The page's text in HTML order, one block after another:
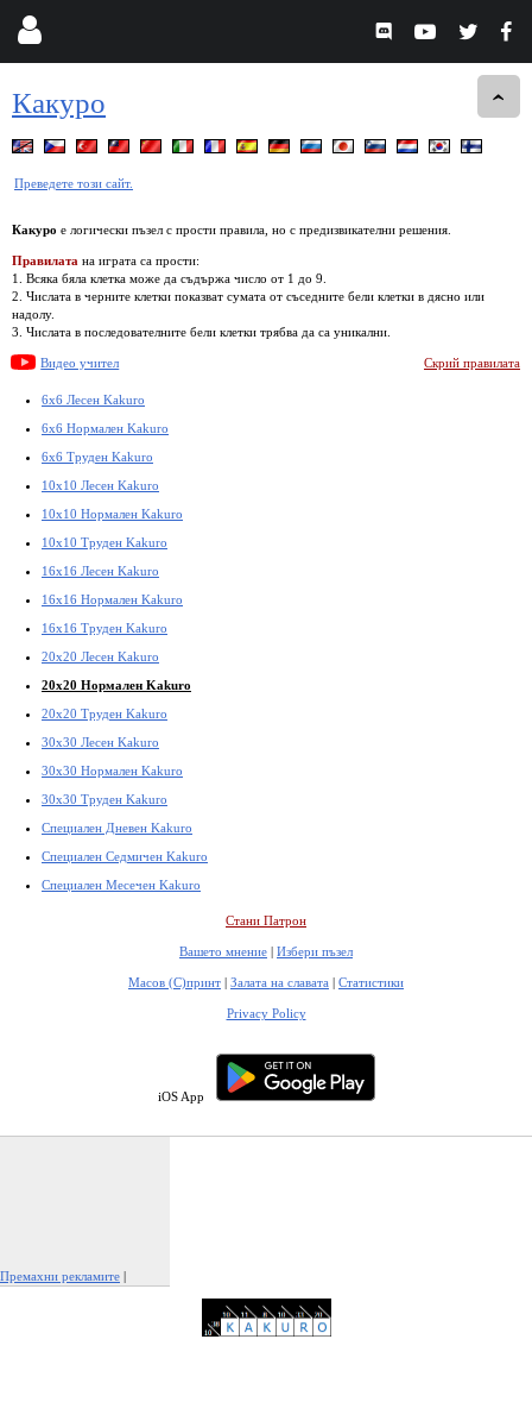
Какуро
Преведете този сайт.
Какуро е логически пъзел с прости правила, но с предизвикателни решения.
Правилата на играта са прости:
1. Всяка бяла клетка може да съдържа число от 1 до 9.
2. Числата в черните клетки показват сумата от съседните бели клетки в дясно или
надолу.
3. Числата в последователните бели клетки трябва да са уникални.
Видео учител Скрий правилата
6x6 Лесен Kakuro
6x6 Нормален Kakuro
6x6 Труден Kakuro
10x10 Лесен Kakuro
10x10 Нормален Kakuro
10x10 Труден Kakuro
16x16 Лесен Kakuro
16x16 Нормален Kakuro
16x16 Труден Kakuro
20x20 Лесен Kakuro
20x20 Нормален Kakuro
20x20 Труден Kakuro
30x30 Лесен Kakuro
30x30 Нормален Kakuro
30x30 Труден Kakuro
Специален Дневен Kakuro
Специален Седмичен Kakuro
Специален Месечен Kakuro
Стани Патрон
Вашето мнение | Избери пъзел
Масов (С)принт | Залата на славата | Статистики
Privacy Policy
iOS App
Премахни рекламите |